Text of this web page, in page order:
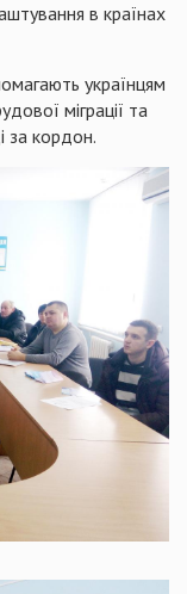
в країнах
українцям
міграції та
за кордон.